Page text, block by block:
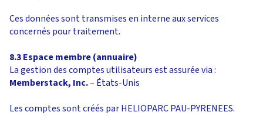
Ces données sont transmises en interne aux services
concernés pour traitement.
8.3 Espace membre (annuaire)
La gestion des comptes utilisateurs est assurée via :
Memberstack, Inc.– États-Unis
Les comptes sont créés par HELIOPARC PAU-PYRENEES.